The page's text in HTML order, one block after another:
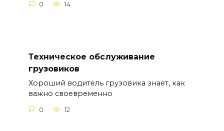
0 14
Техническое обслуживание
грузовиков
Хороший водитель грузовика знает, как
важно своевременно
0 12